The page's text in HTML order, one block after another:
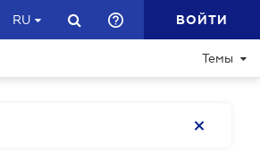
RU ВОЙТИ
Темы